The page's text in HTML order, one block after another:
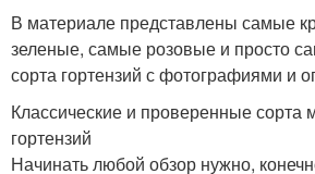
В материале представлены самые
зеленые, самые розовые и просто
сорта гортензий с фотографиями и
Классические и проверенные сорта
гортензий
Начинать любой обзор нужно,